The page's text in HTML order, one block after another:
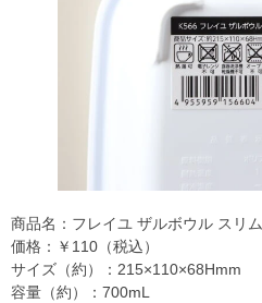
商品名：フレイユ ザルボウル スリム
価格：￥110（税込）
サイズ（約）：215×110×68Hmm
容量（約）：700mL